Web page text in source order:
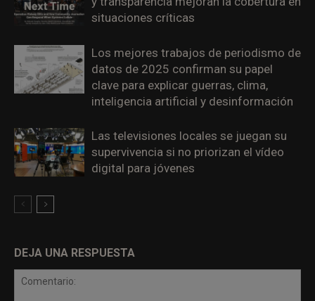
situaciones críticas
Los mejores trabajos de periodismo de
datos de 2025 confirman su papel
clave para explicar guerras, clima,
inteligencia artificial y desinformación
Las televisiones locales se juegan su
supervivencia si no priorizan el vídeo
digital para jóvenes
DEJA UNA RESPUESTA